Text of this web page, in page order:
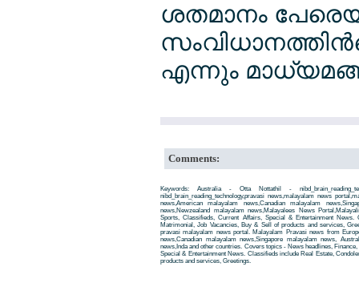
ശതമാനം
എന്നും
Comments:
Keywords: Australia - Otta Nottathil -
nibd_brain_reading_technology,pravasi news,malayalam news
news,American malayalam news,Canadian malayalam
news,Newzealand malayalam news,Malayalees News
Sports, Classifieds, Current Affairs, Special & Entertainment News.
Matrimonial, Job Vacancies, Buy & Sell of products and services,
pravasi malayalam news portal. Malayalam Pravasi news from
news,Canadian malayalam news,Singapore malayalam news,
news,Inda and other countries. Covers topics - News headlines,
Special & Entertainment News. Classifieds include Real Estate,
products and services, Greetings.